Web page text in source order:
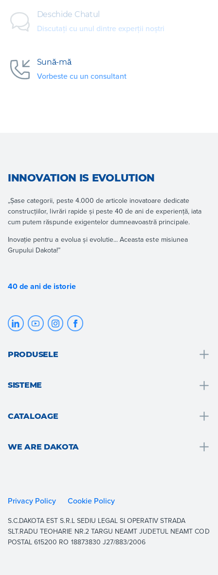
Deschide Chatul
Discutați cu unul dintre experții noștri
Sună-mă
Vorbeste cu un consultant
INNOVATION IS EVOLUTION
„Șase categorii, peste 4.000 de articole inovatoare dedicate
construcțiilor, livrări rapide și peste 40 de ani de experiență, iata
cum putem răspunde exigentelor dumneavoastră principale.
Inovație pentru a evolua și evolutie... Aceasta este misiunea
Grupului Dakota!”
40 de ani de istorie
PRODUSELE
Gradina, teresa si zone exterioare
Consolidare și întărire structurală
Arată tot
SISTEME
Sisteme drive-on
Acoperis
Aerare
CATALOAGE
Roof
Building
WE ARE DAKOTA
Documentație
Lucrați cu noi
Privacy Policy Cookie Policy
S.C.DAKOTA EST S.R.L SEDIU LEGAL SI OPERATIV STRADA
SLT.RADU TEOHARIE NR.2 TARGU NEAMT JUDETUL NEAMT COD
POSTAL 615200 RO 18873830 J27/883/2006